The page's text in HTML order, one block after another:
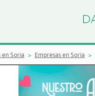
en Soria Empresas en Soria